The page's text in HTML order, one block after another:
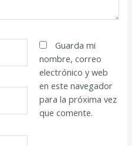
Guarda mi
nombre, correo
electrónico y web
en este navegador
para la próxima vez
que comente.